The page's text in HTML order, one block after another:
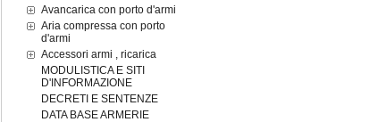
Avancarica con porto d'armi
Aria compressa con porto
d'armi
Accessori armi , ricarica
MODULISTICA E SITI
D'INFORMAZIONE
DECRETI E SENTENZE
DATA BASE ARMERIE